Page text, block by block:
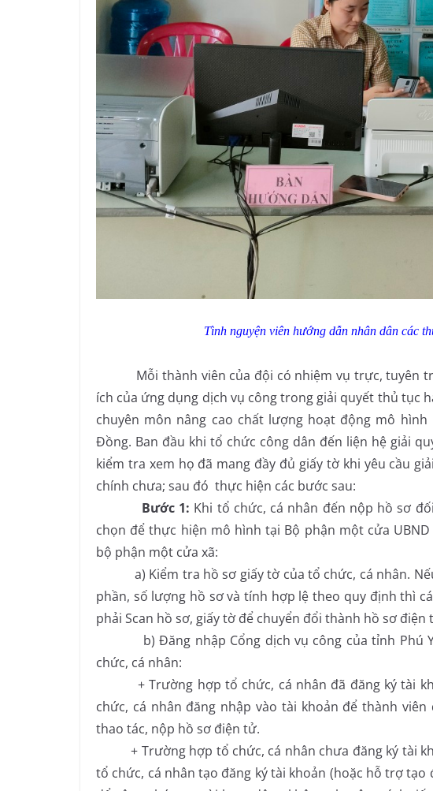
Tình nguyện viên hướng dẫn nhân dân các
Mỗi thành viên của đội có nhiệm vụ trực, tuyên
ích của ứng dụng dịch vụ công trong giải quyết thủ tục
chuyên môn nâng cao chất lượng hoạt động mô
Đồng. Ban đầu khi tổ chức công dân đến liện hệ giải
kiểm tra xem họ đã mang đầy đủ giấy tờ khi yêu cầu
chính chưa; sau đó thực hiện các bước sau:
Bước 1: Khi tổ chức, cá nhân đến nộp hồ sơ
chọn để thực hiện mô hình tại Bộ phận một cửa
bộ phận một cửa xã:
a) Kiểm tra hồ sơ giấy tờ của tổ chức, cá nhân.
phần, số lượng hồ sơ và tính hợp lệ theo quy định thì
phải Scan hồ sơ, giấy tờ để chuyển đổi thành hồ sơ điện
b) Đăng nhập Cổng dịch vụ công của tỉnh Phú
chức, cá nhân:
+ Trường hợp tổ chức, cá nhân đã đăng ký tài
chức, cá nhân đăng nhập vào tài khoản để thành
thao tác, nộp hồ sơ điện tử.
+ Trường hợp tổ chức, cá nhân chưa đăng ký tài
tổ chức, cá nhân tạo đăng ký tài khoản (hoặc hỗ trợ tạo